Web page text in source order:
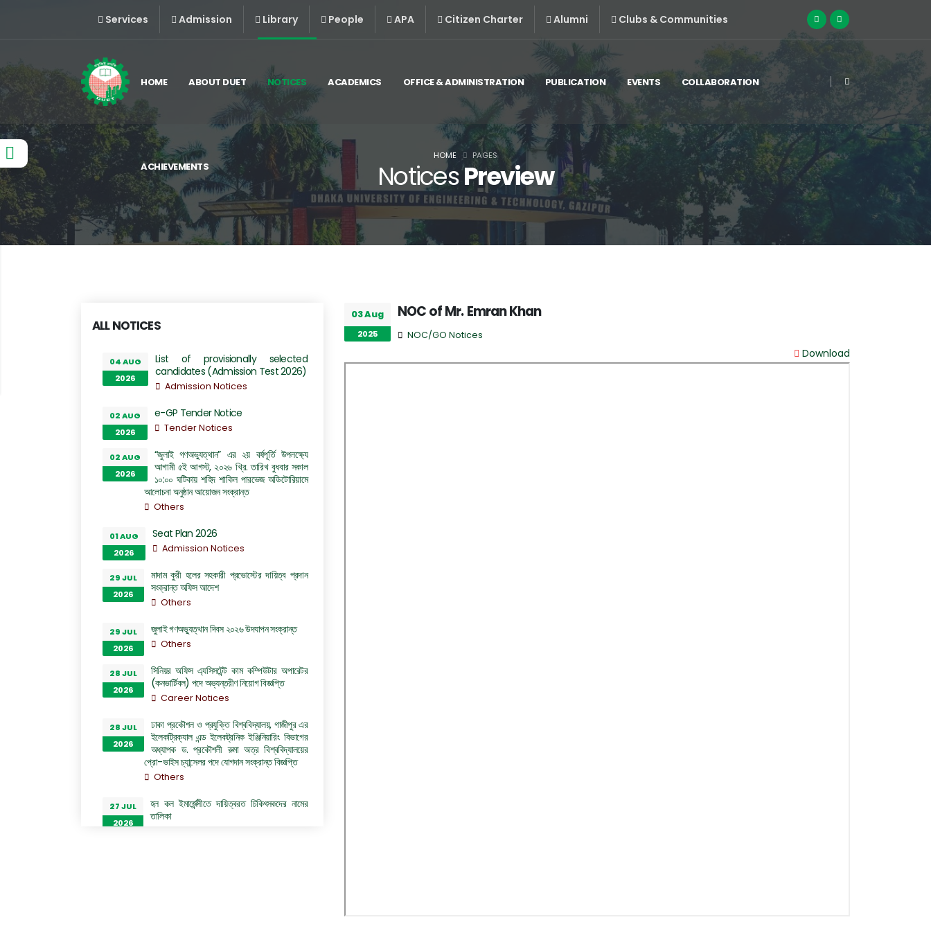
Services Admission Library People APA Citizen Charter Alumni Clubs & Communities
HOME ABOUT DUET NOTICES ACADEMICS OFFICE & ADMINISTRATION PUBLICATION EVENTS COLLABORATION
ACHIEVEMENTS NoticesPreview
HOME PAGES
ALL NOTICES
04 AUG
2026
List of provisionally selected
candidates (Admission Test 2026)
Admission Notices
02 AUG
2026
e-GP Tender Notice
Tender Notices
02 AUG
2026
“জুলাই গণঅভ্যুত্থান” এর ২য় বর্ষপূর্তি উপলক্ষ্যে
আগামী ৫ই আগস্ট, ২০২৬ খ্রি. তারিখ বুধবার সকাল
১০:০০ ঘটিকায় শহিদ শাকিল পারভেজ অডিটোরিয়ামে
আলোচনা অনুষ্ঠান আয়োজন সংক্রান্ত
Others
01 AUG
2026
Seat Plan 2026
Admission Notices
29 JUL
2026
মাদাম কুরী হলের সহকারী প্রভোস্টের দায়িত্ব প্রদান
সংক্রান্ত অফিস আদেশ
Others
29 JUL
2026
জুলাই গণঅভ্যুত্থান দিবস ২০২৬ উদযাপন সংক্রান্ত
Others
28 JUL
2026
সিনিয়র অফিস এ্যসিসটেন্ট কাম কম্পিউটার অপারেটর
(কনভার্টিবল) পদে অভ্যন্তরীণ নিয়োগ বিজ্ঞপ্তি
Career Notices
28 JUL
2026
ঢাকা প্রকৌশল ও প্রযুক্তি বিশ্ববিদ্যালয়, গাজীপুর এর
ইলেকট্রিক্যাল এন্ড ইলেকট্রনিক ইঞ্জিনিয়ারিং বিভাগের
অধ্যাপক ড. প্রকৌশলী রুমা অত্র বিশ্ববিদ্যালয়ের
প্রো-ভাইস চ্যান্সেলর পদে যোগদান সংক্রান্ত বিজ্ঞপ্তি
Others
27 JUL
2026
হল কল ইমার্জেন্সীতে দায়িত্বরত চিকিৎসকদের নামের
তালিকা
03 Aug
2025
NOC of Mr. Emran Khan
NOC/GO Notices
Download